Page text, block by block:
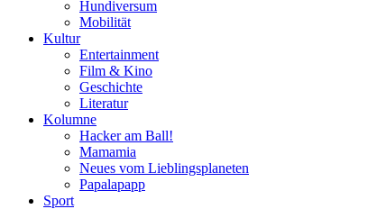
Hundiversum
Mobilität
Kultur
Entertainment
Film & Kino
Geschichte
Literatur
Kolumne
Hacker am Ball!
Mamamia
Neues vom Lieblingsplaneten
Papalapapp
Sport